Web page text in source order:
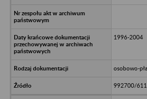
1996-2004
osobowo-
992700/